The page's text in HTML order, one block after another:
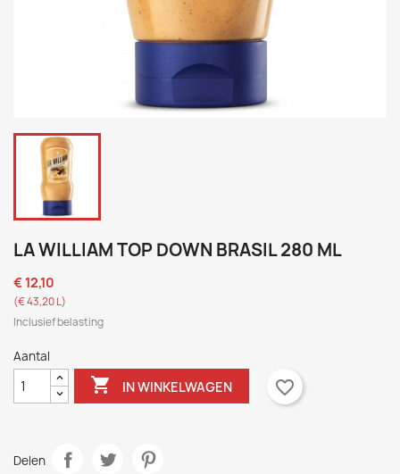
LA WILLIAM TOP DOWN BRASIL 280 ML
€ 12,10
(€ 43,20 L)
Inclusief belasting
Aantal
 IN WINKELWAGEN favorite_border
Delen